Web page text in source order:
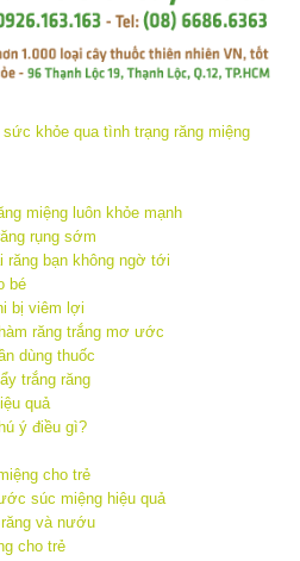
miệng luôn khỏe mạnh
rụng sớm
răng bạn không ngờ tới
bé
bị viêm lợi
răng trắng mơ ước
dùng thuốc
trắng răng
quả
ý điều gì?
cho trẻ
súc miệng hiệu quả
và nướu
cho trẻ